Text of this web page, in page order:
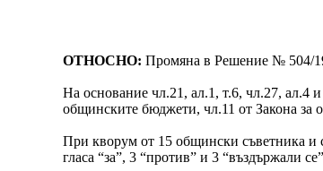
ОТНОСНО:Промяна в Решение № 504/
На основание чл.21, ал.1, т.6, чл.27, ал.4
общинските бюджети, чл.11 от Закона за
При кворум от 15 общински съветника и
гласа “за”, 3 “против” и 3 “въздържали